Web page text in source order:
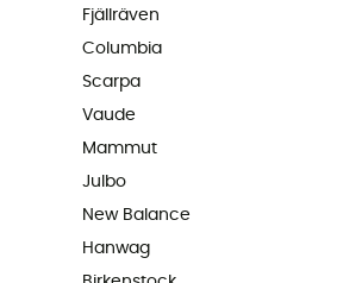
Fjällräven
Columbia
Scarpa
Vaude
Mammut
Julbo
New Balance
Hanwag